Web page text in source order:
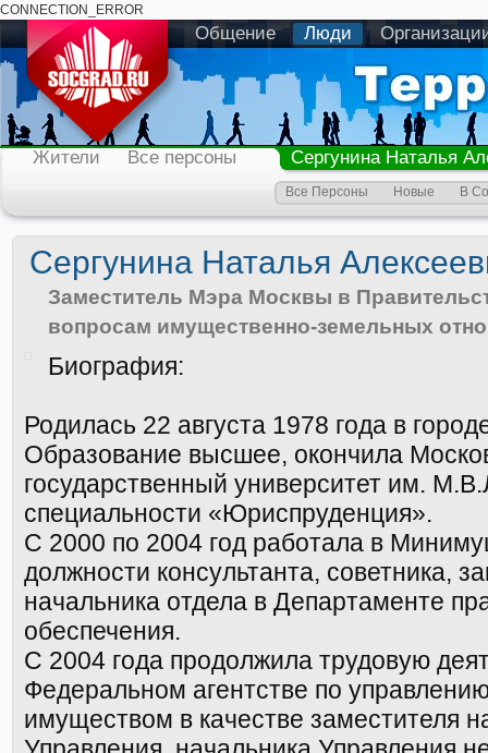
CONNECTION_ERROR
Общение Люди
Жители Все персоны
Все Персоны Новые В
Сергунина Наталья
Сергунина Наталья
Заместитель Мэра Москвы в
вопросам имущественно-земельных
Биография:
Родилась 22 августа 1978 года в
Образование высшее, окончила
государственный университет им.
специальности «Юриспруденция».
С 2000 по 2004 год работала в
должности консультанта, советника,
начальника отдела в Департаменте
обеспечения.
С 2004 года продолжила трудовую
Федеральном агентстве по
имуществом в качестве заместителя